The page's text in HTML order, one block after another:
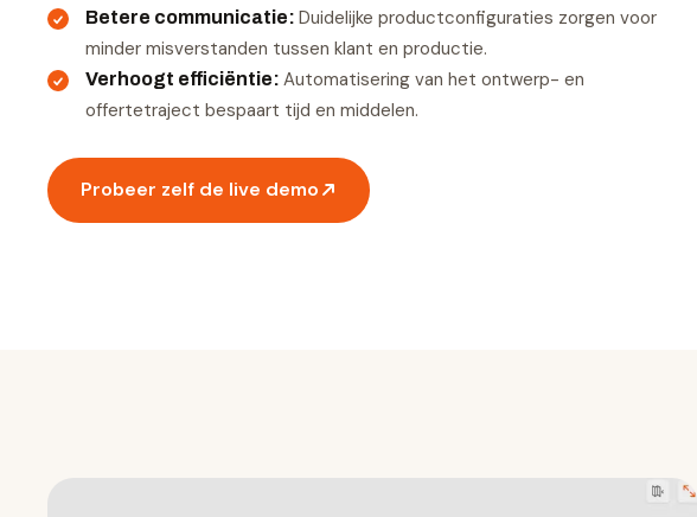
Betere communicatie: Duidelijke productconfiguraties zorgen voor
minder misverstanden tussen klant en productie.
Verhoogt efficiëntie: Automatisering van het ontwerp- en
offertetraject bespaart tijd en middelen.
Probeer zelf de live demo